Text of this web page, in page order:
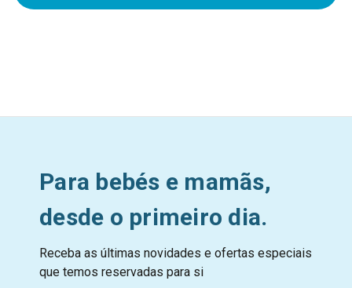
Para bebés e mamãs,
desde o primeiro dia.
Receba as últimas novidades e ofertas especiais
que temos reservadas para si